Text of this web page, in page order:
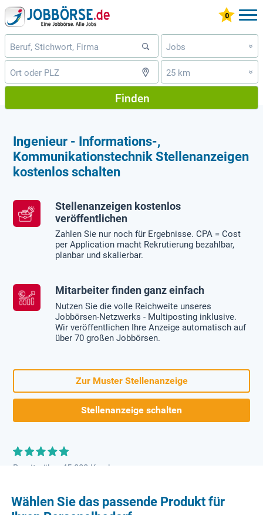
Jobs »
25 km »
Finden
Ingenieur - Informations-,
Kommunikationstechnik Stellenanzeigen
kostenlos schalten
Stellenanzeigen kostenlos
veröffentlichen
Zahlen Sie nur noch für Ergebnisse. CPA = Cost
per Application macht Rekrutierung bezahlbar,
planbar und skalierbar.
Mitarbeiter finden ganz einfach
Nutzen Sie die volle Reichweite unseres
Jobbörsen-Netzwerks - Multiposting inklusive.
Wir veröffentlichen Ihre Anzeige automatisch auf
über 70 großen Jobbörsen.
Zur Muster Stellenanzeige
Stellenanzeige schalten
Bereits über 45.000 Kunden
Wählen Sie das passende Produkt für